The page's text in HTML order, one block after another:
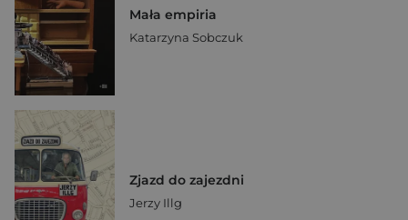
Mała empiria
Katarzyna Sobczuk
Zjazd do zajezdni
Jerzy Illg